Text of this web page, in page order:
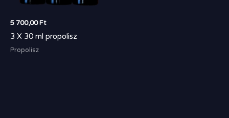
5 700,00Ft
3 X 30 ml propolisz
Propolisz